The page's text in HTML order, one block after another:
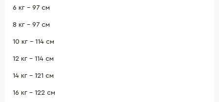
6 кг – 97 см
8 кг – 97 см
10 кг – 114 см
12 кг – 114 см
14 кг – 121 см
16 кг – 122 см